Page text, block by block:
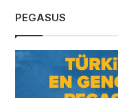
PEGASUS